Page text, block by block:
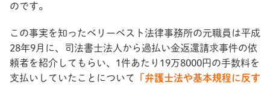
のです。
この事実を知ったベリーベスト法律事務所の元職員は平成
28年9月に、司法書士法人から過払い金返還請求事件の依
頼者を紹介してもらい、1件あたり19万8000円の手数料を
支払いしていたことについて
「弁護士法や基本規程に反す